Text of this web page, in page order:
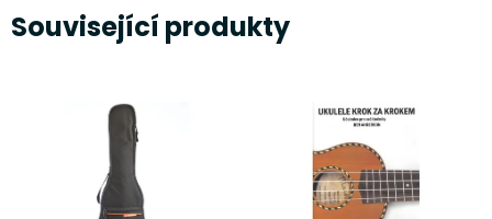
Související produkty